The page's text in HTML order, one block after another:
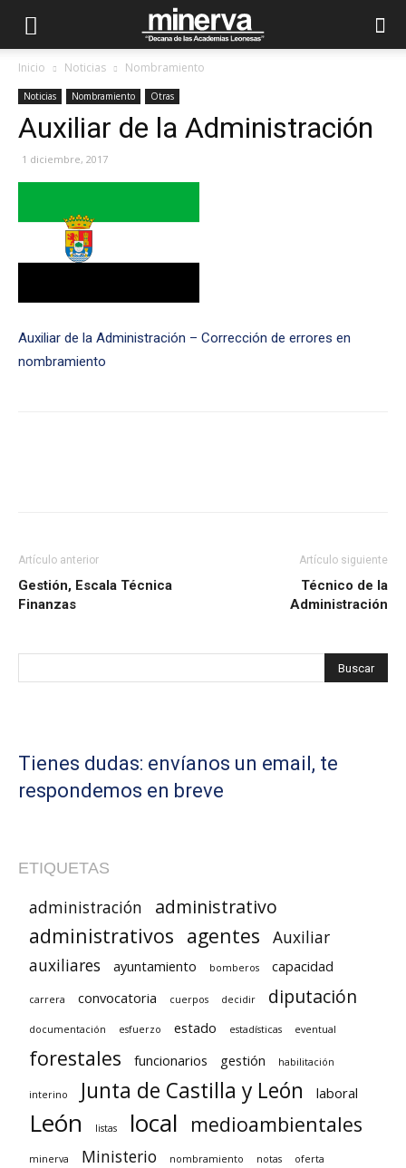
Inicio Noticias Nombramiento
Noticias Nombramiento Otras
Auxiliar de la Administración
1 diciembre, 2017
Auxiliar de la Administración – Corrección de errores en
nombramiento
Artículo anterior
Gestión, Escala Técnica
Finanzas
Artículo siguiente
Técnico de la
Administración
Tienes dudas: envíanos un email, te
respondemos en breve
ETIQUETAS
administración administrativo
administrativos agentes
Auxiliar
auxiliares
ayuntamiento bomberos capacidad
carrera convocatoria cuerpos decidir diputación
documentación esfuerzo estado estadísticas eventual
forestales funcionarios gestión habilitación
interino Junta de Castilla y León laboral
León listas local medioambientales
minerva Ministerio nombramiento notas oferta